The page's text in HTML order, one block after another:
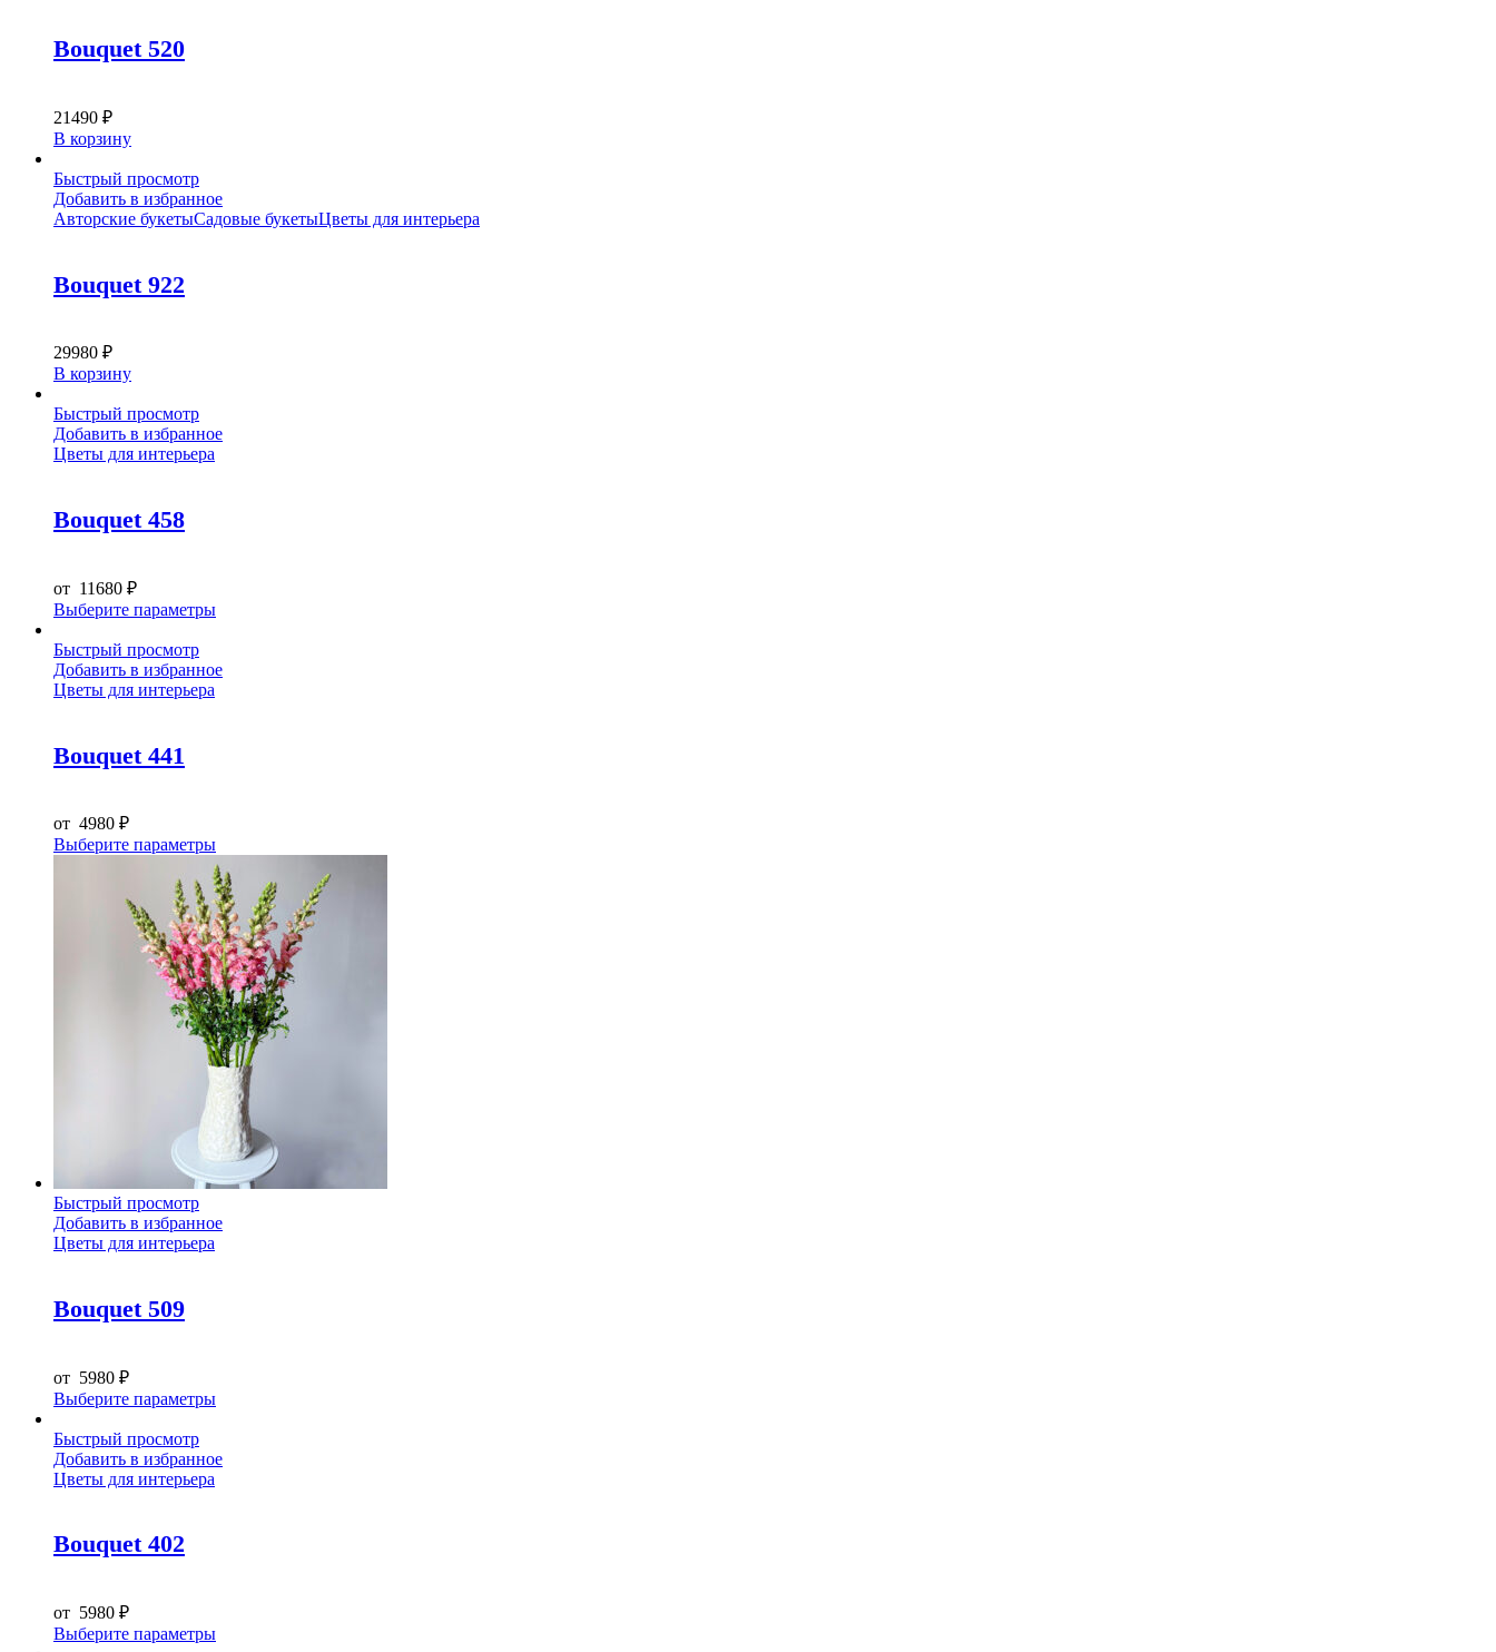
Bouquet 520
21490 ₽
В корзину
Быстрый просмотр
Добавить в избранное
Авторские букетыСадовые букетыЦветы для интерьера
Bouquet 922
29980 ₽
В корзину
Быстрый просмотр
Добавить в избранное
Цветы для интерьера
Bouquet 458
от 11680 ₽
Выберите параметрыЭтот
несколько
Быстрый просмотр
Добавить в избранное
Цветы для интерьера
Bouquet 441
от 4980 ₽
Выберите параметрыЭтот
товар
имеет
несколько
вариаций.
Опции
можно
выбрать
на
странице
товара.
Быстрый просмотр
Добавить в избранное
Цветы для интерьера
Bouquet 509
от 5980 ₽
Выберите параметрыЭтот
несколько
Быстрый просмотр
Добавить в избранное
Цветы для интерьера
Bouquet 402
от 5980 ₽
Выберите параметрыЭтот